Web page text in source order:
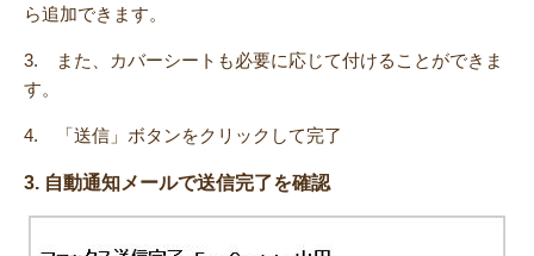
ら追加できます。
3. また、カバーシートも必要に応じて付けることができま
す。
4. 「送信」ボタンをクリックして完了
3. 自動通知メールで送信完了を確認